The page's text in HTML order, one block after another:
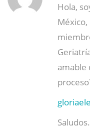
Hola,
amable
Saludos.